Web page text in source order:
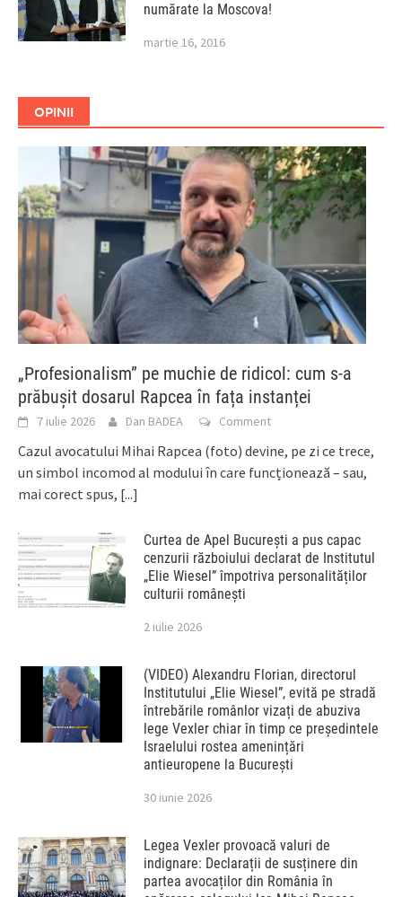
numărate la Moscova!
martie 16, 2016
OPINII
„Profesionalism” pe muchie de ridicol: cum s-a
prăbușit dosarul Rapcea în fața instanței
7 iulie 2026 Dan BADEA Comment
Cazul avocatului Mihai Rapcea (foto) devine, pe zi ce trece,
un simbol incomod al modului în care funcționează – sau,
mai corect spus, [...]
Curtea de Apel București a pus capac
cenzurii războiului declarat de Institutul
„Elie Wiesel” împotriva personalităților
culturii românești
2 iulie 2026
(VIDEO) Alexandru Florian, directorul
Institutului „Elie Wiesel”, evită pe stradă
întrebările românlor vizați de abuziva
lege Vexler chiar în timp ce președintele
Israelului rostea amenințări
antieuropene la București
30 iunie 2026
Legea Vexler provoacă valuri de
indignare: Declarații de susținere din
partea avocaților din România în